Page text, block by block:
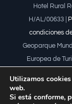
Hotel Rural
H/AL/00633 |
condiciones
Geoparque
Europea de
Utilizamos
web.
Si está conforme,